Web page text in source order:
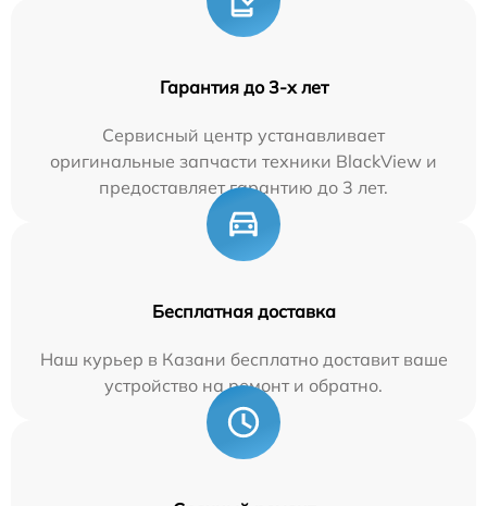
Гарантия до 3-х лет
Сервисный центр устанавливает
оригинальные запчасти техники BlackView и
предоставляет гарантию до 3 лет.
Бесплатная доставка
Наш курьер в Казани бесплатно доставит ваше
устройство на ремонт и обратно.